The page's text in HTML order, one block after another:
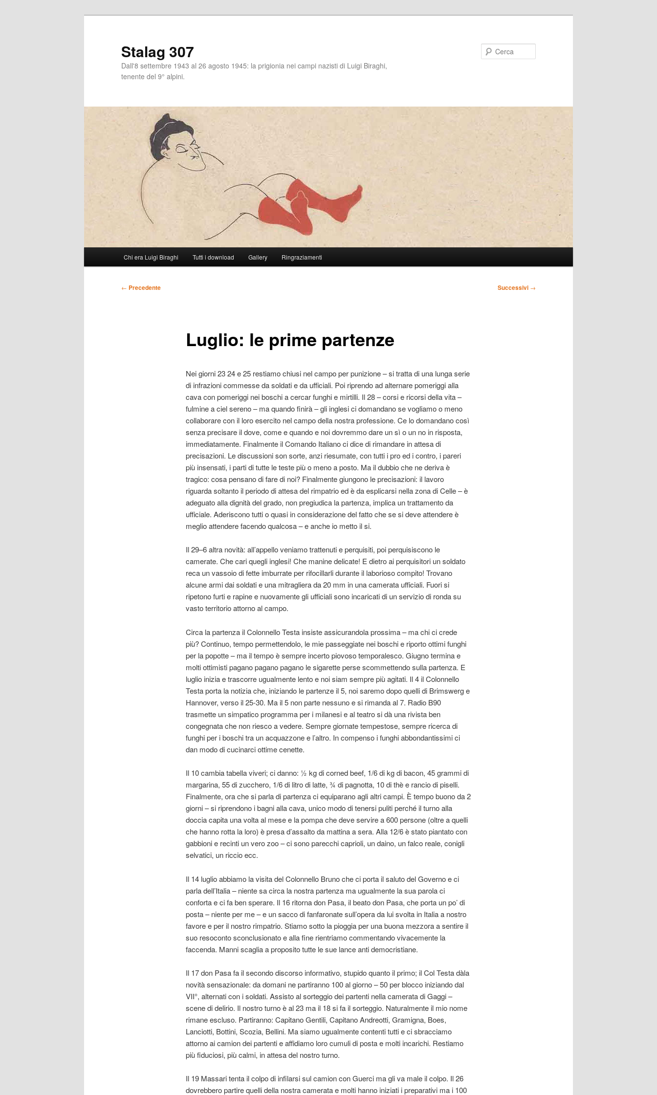
Stalag 307
Dall'8 settembre 1943 al 26 agosto 1945: la prigionia nei campi nazisti di Luigi Biraghi,
tenente del 9° alpini.
principale
Vai
al
Chi era Luigi Biraghi Tutti i download Gallery Ringraziamenti
Navigazione
← Precedente Successivi →
Luglio: le prime partenze
Nei giorni 23 24 e 25 restiamo chiusi nel campo per punizione – si tratta di una lunga serie
di infrazioni commesse da soldati e da ufficiali. Poi riprendo ad alternare pomeriggi alla
cava con pomeriggi nei boschi a cercar funghi e mirtilli. Il 28 – corsi e ricorsi della vita –
fulmine a ciel sereno – ma quando finirà – gli inglesi ci domandano se vogliamo o meno
collaborare con il loro esercito nel campo della nostra professione. Ce lo domandano così
senza precisare il dove, come e quando e noi dovremmo dare un sì o un no in risposta,
immediatamente. Finalmente il Comando Italiano ci dice di rimandare in attesa di
precisazioni. Le discussioni son sorte, anzi riesumate, con tutti i pro ed i contro, i pareri
più insensati, i parti di tutte le teste più o meno a posto. Ma il dubbio che ne deriva è
tragico: cosa pensano di fare di noi? Finalmente giungono le precisazioni: il lavoro
riguarda soltanto il periodo di attesa del rimpatrio ed è da esplicarsi nella zona di Celle – è
adeguato alla dignità del grado, non pregiudica la partenza, implica un trattamento da
ufficiale. Aderiscono tutti o quasi in considerazione del fatto che se si deve attendere è
meglio attendere facendo qualcosa – e anche io metto il si.
Il 29–6 altra novità: all’appello veniamo trattenuti e perquisiti, poi perquisiscono le
camerate. Che cari quegli inglesi! Che manine delicate! E dietro ai perquisitori un soldato
reca un vassoio di fette imburrate per rifocillarli durante il laborioso compito! Trovano
alcune armi dai soldati e una mitragliera da 20 mm in una camerata ufficiali. Fuori si
ripetono furti e rapine e nuovamente gli ufficiali sono incaricati di un servizio di ronda su
vasto territorio attorno al campo.
Circa la partenza il Colonnello Testa insiste assicurandola prossima – ma chi ci crede
più? Continuo, tempo permettendolo, le mie passeggiate nei boschi e riporto ottimi funghi
per la popotte – ma il tempo è sempre incerto piovoso temporalesco. Giugno termina e
molti ottimisti pagano pagano pagano le sigarette perse scommettendo sulla partenza. E
luglio inizia e trascorre ugualmente lento e noi siam sempre più agitati. Il 4 il Colonnello
Testa porta la notizia che, iniziando le partenze il 5, noi saremo dopo quelli di Brimswerg e
Hannover, verso il 25-30. Ma il 5 non parte nessuno e si rimanda al 7. Radio B90
trasmette un simpatico programma per i milanesi e al teatro si dà una rivista ben
congegnata che non riesco a vedere. Sempre giornate tempestose, sempre ricerca di
funghi per i boschi tra un acquazzone e l’altro. In compenso i funghi abbondantissimi ci
dan modo di cucinarci ottime cenette.
Il 10 cambia tabella viveri; ci danno: ½ kg di corned beef, 1/6 di kg di bacon, 45 grammi di
margarina, 55 di zucchero, 1/6 di litro di latte, ¾ di pagnotta, 10 di thè e rancio di piselli.
Finalmente, ora che si parla di partenza ci equiparano agli altri campi. È tempo buono da 2
giorni – si riprendono i bagni alla cava, unico modo di tenersi puliti perché il turno alla
doccia capita una volta al mese e la pompa che deve servire a 600 persone (oltre a quelli
che hanno rotta la loro) è presa d’assalto da mattina a sera. Alla 12/6 è stato piantato con
gabbioni e recinti un vero zoo – ci sono parecchi caprioli, un daino, un falco reale, conigli
selvatici, un riccio ecc.
Il 14 luglio abbiamo la visita del Colonnello Bruno che ci porta il saluto del Governo e ci
parla dell’Italia – niente sa circa la nostra partenza ma ugualmente la sua parola ci
conforta e ci fa ben sperare. Il 16 ritorna don Pasa, il beato don Pasa, che porta un po’ di
posta – niente per me – e un sacco di fanfaronate sull’opera da lui svolta in Italia a nostro
favore e per il nostro rimpatrio. Stiamo sotto la pioggia per una buona mezzora a sentire il
suo resoconto sconclusionato e alla fine rientriamo commentando vivacemente la
faccenda. Manni scaglia a proposito tutte le sue lance anti democristiane.
Il 17 don Pasa fa il secondo discorso informativo, stupido quanto il primo; il Col Testa dàla
novità sensazionale: da domani ne partiranno 100 al giorno – 50 per blocco iniziando dal
VII°, alternati con i soldati. Assisto al sorteggio dei partenti nella camerata di Gaggi –
scene di delirio. Il nostro turno è al 23 ma il 18 si fa il sorteggio. Naturalmente il mio nome
rimane escluso. Partiranno: Capitano Gentili, Capitano Andreotti, Gramigna, Boes,
Lanciotti, Bottini, Scozia, Bellini. Ma siamo ugualmente contenti tutti e ci sbracciamo
attorno ai camion dei partenti e affidiamo loro cumuli di posta e molti incarichi. Restiamo
più fiduciosi, più calmi, in attesa del nostro turno.
Il 19 Massari tenta il colpo di infilarsi sul camion con Guerci ma gli va male il colpo. Il 26
dovrebbero partire quelli della nostra camerata e molti hanno iniziati i preparativi ma i 100